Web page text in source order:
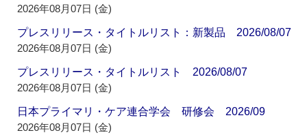
2026年08月07日 (金)
プレスリリース・タイトルリスト：新製品 2026/08/07
2026年08月07日 (金)
プレスリリース・タイトルリスト 2026/08/07
2026年08月07日 (金)
日本プライマリ・ケア連合学会 研修会 2026/09
2026年08月07日 (金)